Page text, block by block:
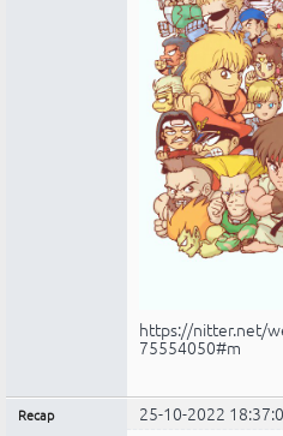
https://nitter.net/
75554050#m
Recap 25-10-2022